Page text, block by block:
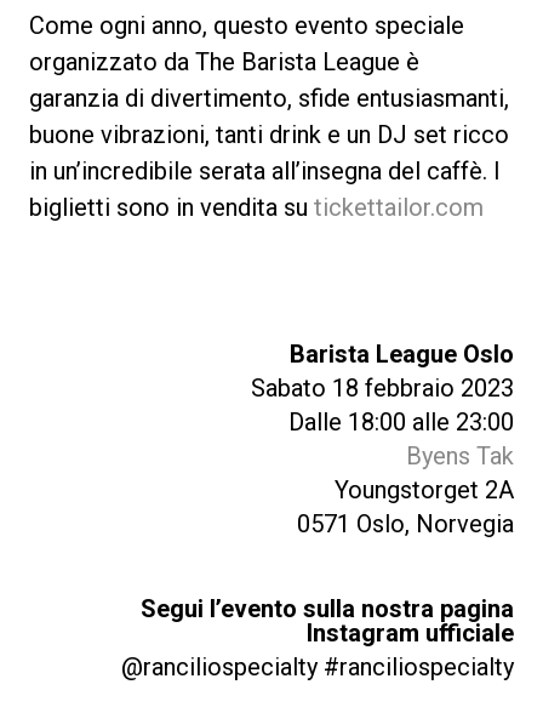
Come ogni anno, questo evento speciale
organizzato da The Barista League è
garanzia di divertimento, sfide entusiasmanti,
buone vibrazioni, tanti drink e un DJ set ricco
in un’incredibile serata all’insegna del caffè. I
biglietti sono in vendita su tickettailor.com
Barista League Oslo
Sabato 18 febbraio 2023
Dalle 18:00 alle 23:00
Byens Tak
Youngstorget 2A
0571 Oslo, Norvegia
Segui l’evento sulla nostra pagina
Instagram ufficiale
@ranciliospecialty #ranciliospecialty